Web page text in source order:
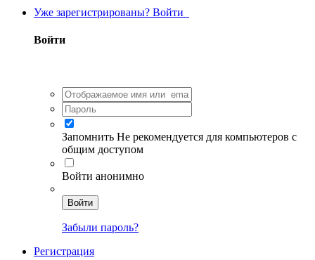
Уже зарегистрированы? Войти
Войти
Запомнить Не рекомендуется для компьютеров с
общим доступом
Войти анонимно
Войти
Забыли пароль?
Регистрация